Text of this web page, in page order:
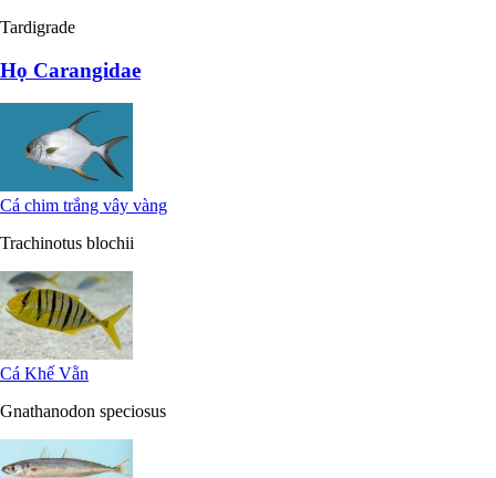
Tardigrade
Họ Carangidae
Cá chim trắng vây vàng
Trachinotus blochii
Cá Khế Vằn
Gnathanodon speciosus